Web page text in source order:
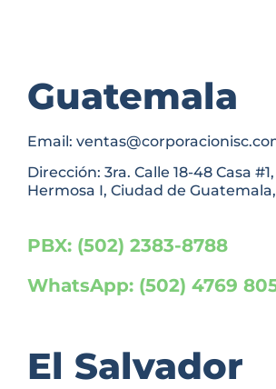
Guatemala
Email:
Dirección: 3ra. Calle 18-48 Casa
Hermosa I, Ciudad de
PBX: (502) 2383-8788
WhatsApp: (502) 4769
El Salvador